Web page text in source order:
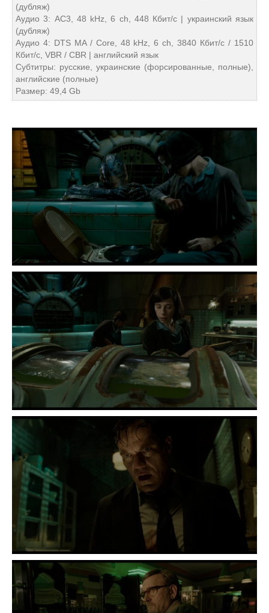
(дубляж)
Аудио 3: AC3, 48 kHz, 6 ch, 448 Кбит/с | украинский язык
(дубляж)
Аудио 4: DTS MA / Core, 48 kHz, 6 ch, 3840 Кбит/с / 1510
Кбит/с, VBR / CBR | английский язык
Субтитры: русские, украинские (форсированные, полные),
английские (полные)
Размер: 49,4 Gb